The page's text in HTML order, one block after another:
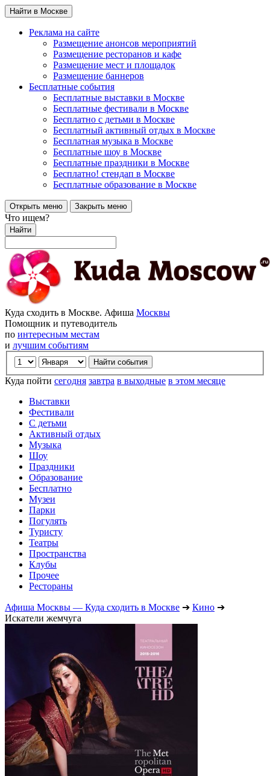
Найти в Москве
Реклама на сайте
Размещение анонсов мероприятий
Размещение ресторанов и кафе
Размещение мест и площадок
Размещение баннеров
Бесплатные события
Бесплатные выставки в Москве
Бесплатные фестивали в Москве
Бесплатно с детьми в Москве
Бесплатный активный отдых в Москве
Бесплатная музыка в Москве
Бесплатные шоу в Москве
Бесплатные праздники в Москве
Бесплатно! стендап в Москве
Бесплатные образование в Москве
Открыть меню Закрыть меню
Что ищем?
Найти
Куда сходить в Москве. Афиша Москвы
Помощник и путеводитель
по интересным местам
и лучшим событиям
Куда пойти сегодня завтра в выходные в этом месяце
Выставки
Фестивали
С детьми
Активный отдых
Музыка
Шоу
Праздники
Образование
Бесплатно
Музеи
Парки
Погулять
Туристу
Театры
Пространства
Клубы
Прочее
Рестораны
Афиша Москвы — Куда сходить в Москве ➔ Кино ➔
Искатели жемчуга